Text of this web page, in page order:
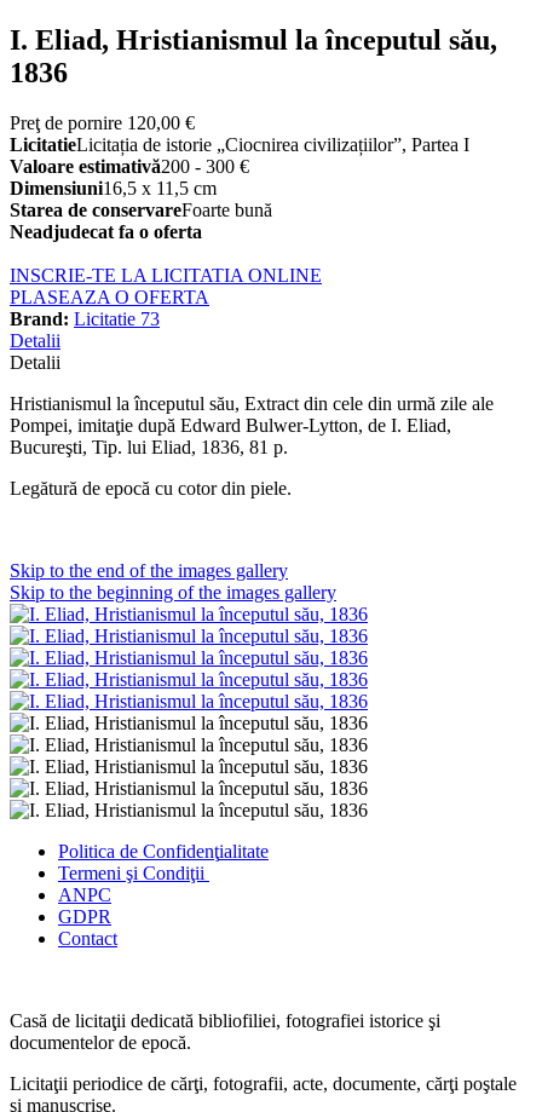
I. Eliad, Hristianismul la începutul său,
1836
Preţ de pornire 120,00 €
LicitatieLicitația de istorie „Ciocnirea civilizațiilor”, Partea I
Valoare estimativă200 - 300 €
Dimensiuni16,5 x 11,5 cm
Starea de conservareFoarte bună
Neadjudecat fa o oferta
INSCRIE-TE LA LICITATIA ONLINE
PLASEAZA O OFERTA
Brand: Licitatie 73
Detalii
Detalii
Hristianismul la începutul său, Extract din cele din urmă zile ale
Pompei, imitaţie după Edward Bulwer-Lytton, de I. Eliad,
Bucureşti, Tip. lui Eliad, 1836, 81 p.
Legătură de epocă cu cotor din piele.
Skip to the end of the images gallery
Skip to the beginning of the images gallery
Politica de Confidenţialitate
Termeni şi Condiţii
ANPC
GDPR
Contact
Casă de licitaţii dedicată bibliofiliei, fotografiei istorice şi
documentelor de epocă.
Licitaţii periodice de cărţi, fotografii, acte, documente, cărţi poştale
şi manuscrise.